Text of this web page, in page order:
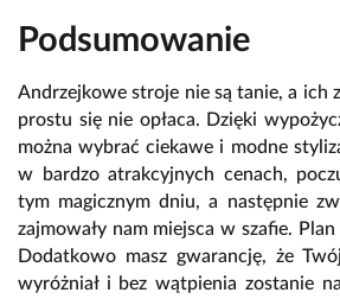
Podsumowanie
Andrzejkowe stroje nie są tanie, a ich
prostu się nie opłaca. Dzięki
można wybrać ciekawe i modne
w bardzo atrakcyjnych cenach,
tym magicznym dniu, a następnie
zajmowały nam miejsca w szafie.
Dodatkowo masz gwarancję, że
wyróżniał i bez wątpienia zostanie